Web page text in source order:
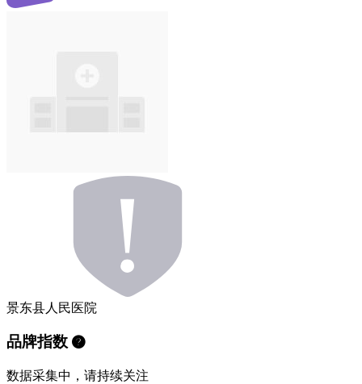
景东县人民医院
品牌指数
数据采集中，请持续关注